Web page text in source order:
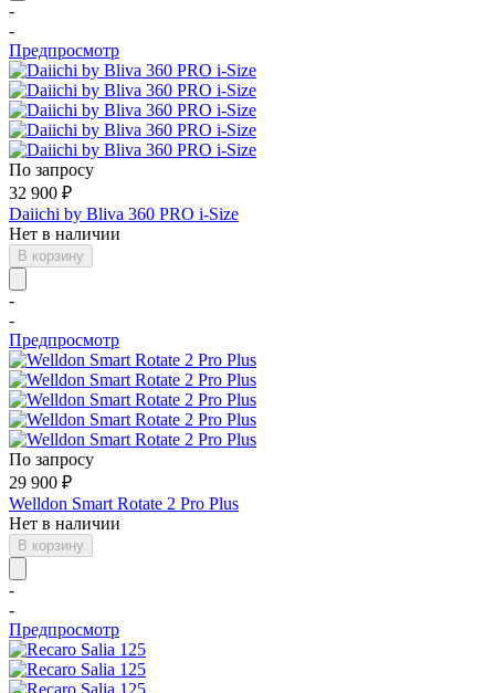
-
-
Предпросмотр
По запросу
32 900 ₽
Daiichi by Bliva 360 PRO i-Size
Нет в наличии
В корзину
-
-
Предпросмотр
По запросу
29 900 ₽
Welldon Smart Rotate 2 Pro Plus
Нет в наличии
В корзину
-
-
Предпросмотр